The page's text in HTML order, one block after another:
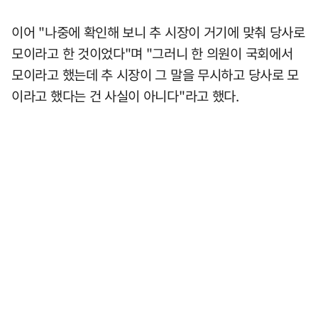
이어 "나중에 확인해 보니 추 시장이 거기에 맞춰 당사로
모이라고 한 것이었다"며 "그러니 한 의원이 국회에서
모이라고 했는데 추 시장이 그 말을 무시하고 당사로 모
이라고 했다는 건 사실이 아니다"라고 했다.